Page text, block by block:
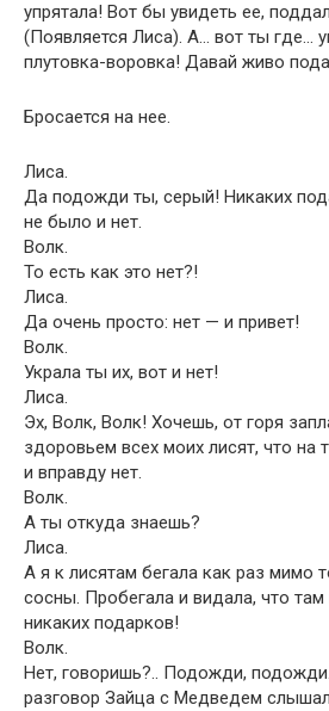
упрятала! Вот бы увидеть ее,
(Появляется Лиса). А… вот ты где…
плутовка-воровка! Давай живо
Бросается на нее.
Лиса.
Да подожди ты, серый! Никаких
не было и нет.
Волк.
То есть как это нет?!
Лиса.
Да очень просто: нет — и привет!
Волк.
Украла ты их, вот и нет!
Лиса.
Эх, Волк, Волк! Хочешь, от горя
здоровьем всех моих лисят, что на
и вправду нет.
Волк.
А ты откуда знаешь?
Лиса.
А я к лисятам бегала как раз мимо
сосны. Пробегала и видала, что там
никаких подарков!
Волк.
Нет, говоришь?.. Подожди,
разговор Зайца с Медведем